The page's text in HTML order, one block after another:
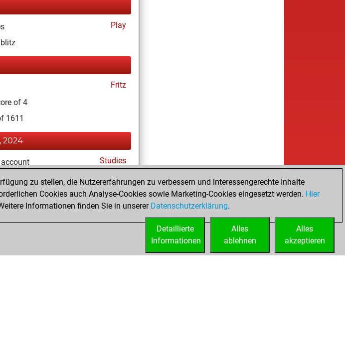
Play
Fritz
of 4
1611
2024
Studies
Fritz
zu stellen, die Nutzererfahrungen zu verbessern und interessengerechte Inhalte
Cookies auch Analyse-Cookies sowie Marketing-Cookies eingesetzt werden. Hier
Informationen finden Sie in unserer Datenschutzerklärung.
Alles
akzeptieren
Alles
ablehnen
Detaillierte
Informationen